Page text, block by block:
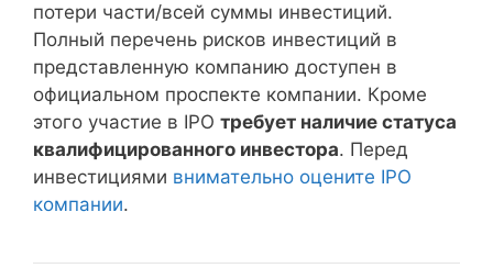
потери части/всей суммы инвестиций.
Полный перечень рисков инвестиций в
представленную компанию доступен в
официальном проспекте компании. Кроме
этого участие в IPO требует наличие статуса
квалифицированного инвестора. Перед
инвестициями внимательно оцените IPO
компании.